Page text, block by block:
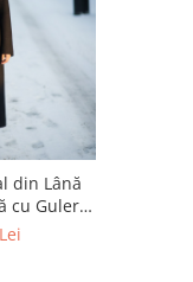
din Lână
cu Guler